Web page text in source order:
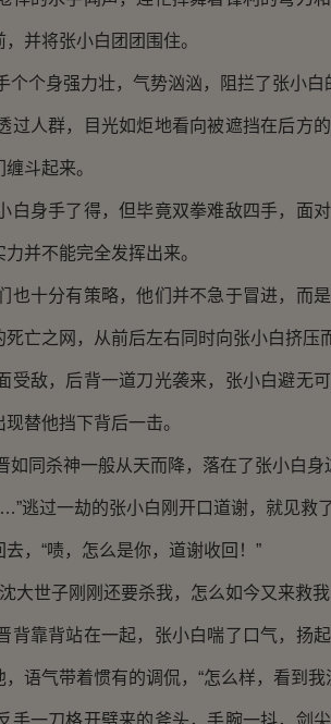
并将张小白团团围住。
身强力壮，气势汹汹，阻拦了张小白
群，目光如炬地看向被遮挡在后方的
斗起来。
手了得，但毕竟双拳难敌四手，面对
并不能完全发挥出来。
分有策略，他们并不急于冒进，而是
死亡之网，从前后左右同时向张小白挤压
，后背一道刀光袭来，张小白避无可
替他挡下背后一击。
杀神一般从天而降，落在了张小白身
过一劫的张小白刚开口道谢，就见救了
，“啧，怎么是你，道谢收回！”
世子刚刚还要杀我，怎么如今又来救我
背站在一起，张小白喘了口气，扬起
，语气带着惯有的调侃，“怎么样，看到
刀格开劈来的斧头，手腕一抖，剑尖